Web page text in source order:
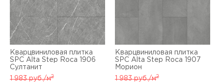
Кварцвиниловая плитка
SPC Alta Step Roca 1906
Султанит
1 983руб./м2
Кварцвиниловая плитка
SPC Alta Step Roca 1907
Морион
1 983руб./м2